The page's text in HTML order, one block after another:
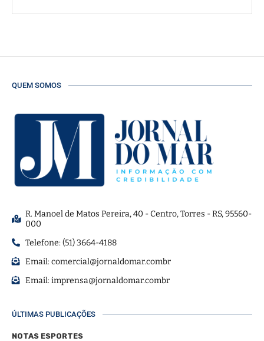
QUEM SOMOS
R. Manoel de Matos Pereira, 40 - Centro, Torres - RS, 95560-
000
Telefone: (51) 3664-4188
Email:comercial@jornaldomar.combr
Email:imprensa@jornaldomar.combr
ÚLTIMAS PUBLICAÇÕES
NOTAS ESPORTES